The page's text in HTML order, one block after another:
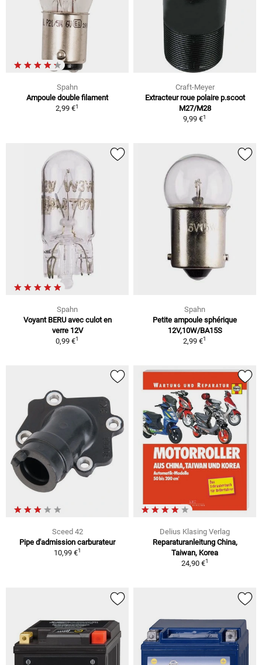
Spahn
Ampoule double filament
2,99 €1
Craft-Meyer
Extracteur roue polaire p.scoot
M27/M28
9,99 €1
Spahn
Voyant BERU avec culot en
verre 12V
0,99 €1
Spahn
Petite ampoule sphérique
12V,10W/BA15S
2,99 €1
Sceed 42
Pipe d'admission carburateur
10,99 €1
Delius Klasing Verlag
Reparaturanleitung China,
Taiwan, Korea
24,90 €1